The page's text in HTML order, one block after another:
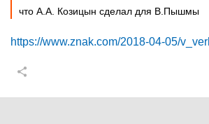
что А.А. Козицын сделал для В.Пышмы
https://www.znak.com/2018-04-05/